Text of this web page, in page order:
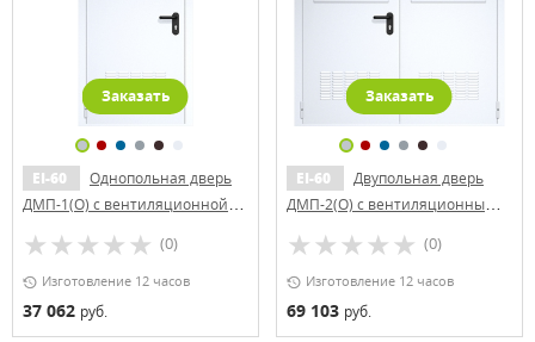
Заказать
EI-60
Однопольная дверь
ДМП-1(О) с вентиляционной
стеклопакетом
(0)
Изготовление 12 часов
37 062 руб.
Заказать
EI-60
Двупольная дверь
ДМП-2(О) с вентиляционными
(700х500)
(0)
Изготовление 12 часов
69 103 руб.